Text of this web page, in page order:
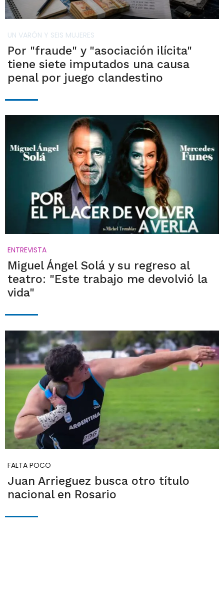
UN VARÓN Y SEIS MUJERES
Por "fraude" y "asociación ilícita"
tiene siete imputados una causa
penal por juego clandestino
ENTREVISTA
Miguel Ángel Solá y su regreso al
teatro: "Este trabajo me devolvió la
vida"
FALTA POCO
Juan Arrieguez busca otro título
nacional en Rosario